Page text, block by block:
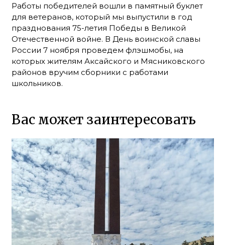
Работы победителей вошли в памятный буклет
для ветеранов, который мы выпустили в год
празднования 75-летия Победы в Великой
Отечественной войне. В День воинской славы
России 7 ноября проведем флэшмобы, на
которых жителям Аксайского и Мясниковского
районов вручим сборники с работами
школьников.
Вас может заинтересовать